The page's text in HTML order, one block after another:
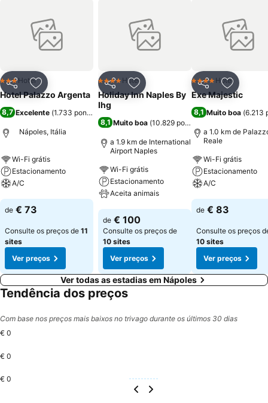
PartilharAdicionar aos favoritos
3 Estrelas
Hotel
Hotel Palazzo Argenta
8,7 Excelente (1.733 pontuações
Nápoles, Itália
Wi-Fi grátis
Estacionamento
A/C
Ver preços
de € 73
Consulte os preços de 11
sites
Ver preços
PartilharAdicionar aos favoritos
4 EstrelasHotel
Holiday Inn Naples By
Ihg
8,1 Muito boa (10.829 pontuações
a 1.9 km de International
Airport Naples
Wi-Fi grátis
Estacionamento
Aceita animais
Ver preços
de € 100
Consulte os preços de
10 sites
Ver preços
Partilhar
4 EstrelasHotel
Exe Majestic
8,1 Muito boa (6.213
a 1.0 km de
Reale
Wi-Fi grátis
Estacionamento
A/C
Ver preços
de € 83
Consulte os preços
10 sites
Ver preços
Ver todas as estadias em Nápoles
Tendência dos preços
Com base nos preços mais baixos no trivago durante os últimos 30 dias
€ 0
€ 0
€ 0